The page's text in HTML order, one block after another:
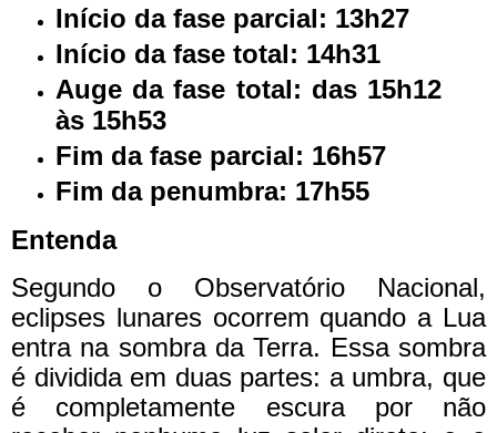
Início da fase parcial: 13h27
Início da fase total: 14h31
Auge da fase total: das 15h12
às 15h53
Fim da fase parcial: 16h57
Fim da penumbra: 17h55
Entenda
Segundo o Observatório Nacional,
eclipses lunares ocorrem quando a Lua
entra na sombra da Terra. Essa sombra
é dividida em duas partes: a umbra, que
é completamente escura por não